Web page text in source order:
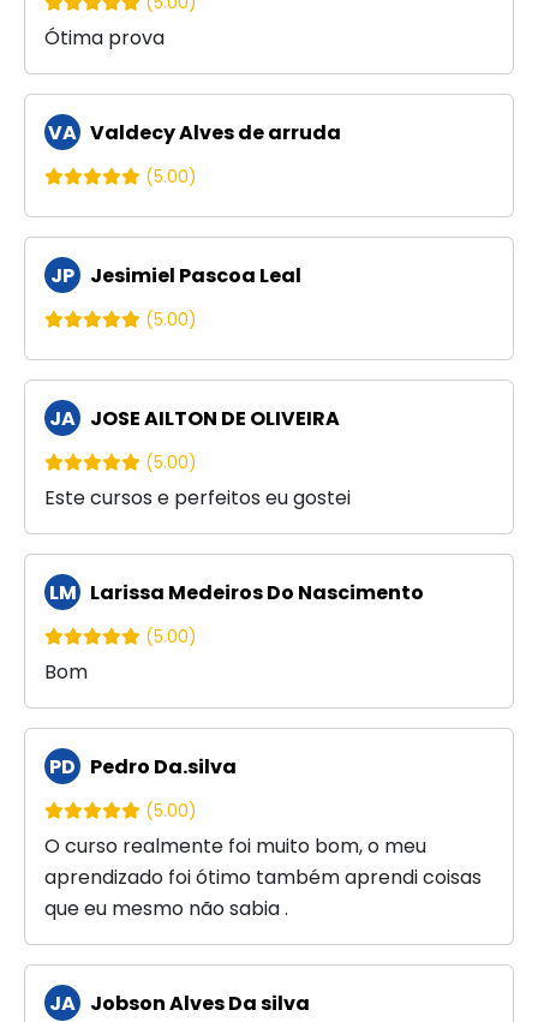
Ótima prova
VA Valdecy Alves de arruda
(5.00)
JP Jesimiel Pascoa Leal
(5.00)
JA JOSE AILTON DE OLIVEIRA
(5.00)
Este cursos e perfeitos eu gostei
LM Larissa Medeiros Do Nascimento
(5.00)
Bom
PD Pedro Da.silva
(5.00)
O curso realmente foi muito bom, o meu
aprendizado foi ótimo também aprendi coisas
que eu mesmo não sabia .
JA Jobson Alves Da silva